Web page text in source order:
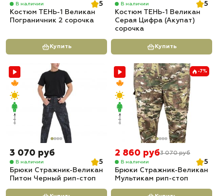
В наличии
5
Костюм ТЕНЬ-1 Великан
Пограничник 2 сорочка
Купить
В наличии
5
Костюм ТЕНЬ-1 Великан
Серая Цифра (Акупат)
сорочка
Купить
3 070 руб
В наличии
5
Брюки Стражник-Великан
Питон Черный рип-стоп
-7%
2 860 руб3 070 руб
В наличии
5
Брюки Стражник-Великан
Мультикам рип-стоп